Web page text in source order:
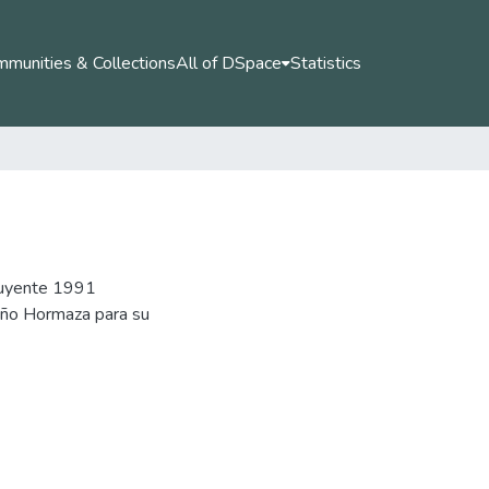
& CollectionsAll of DSpace Statistics
1991
Hormaza para su